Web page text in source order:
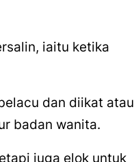
iaitu ketika
dan diikat atau
badan wanita.
juga elok untuk